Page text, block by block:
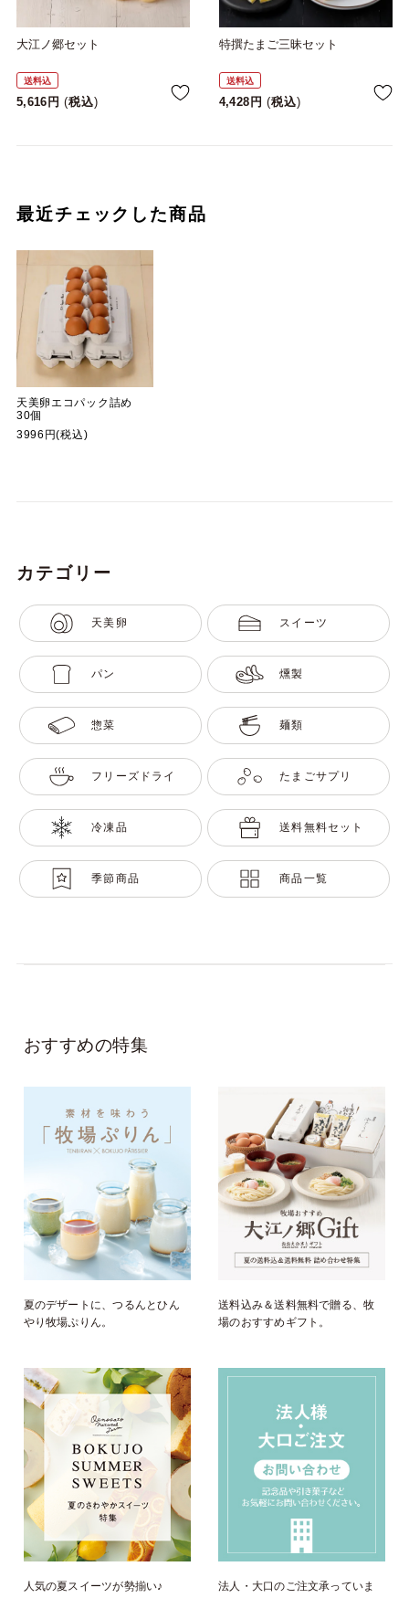
大江ノ郷セット
送料込
5,616 税込
特撰たまご三昧セット
送料込
4,428 税込
最近チェックした商品
天美卵エコパック詰め
30個
3996円(税込)
カテゴリー
天美卵 スイーツ
パン 燻製
惣菜 麺類
フリーズドライ たまごサプリ
冷凍品 送料無料セット
季節商品 商品一覧
おすすめの特集
夏のデザートに、つるんとひん
やり牧場ぷりん。
送料込み＆送料無料で贈る、牧
場のおすすめギフト。
人気の夏スイーツが勢揃い♪
法人・大口のご注文承っていま